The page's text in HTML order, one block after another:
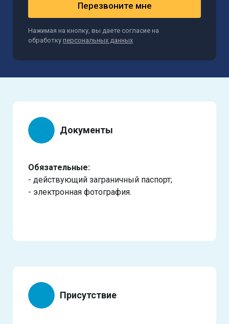
Перезвоните мне
Нажимая на кнопку, вы даете согласие на
обработку персональных данных
Документы
Обязательные:
- действующий заграничный паспорт;
- электронная фотография.
Присутствие